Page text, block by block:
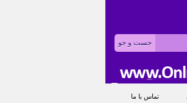
تماس با ما